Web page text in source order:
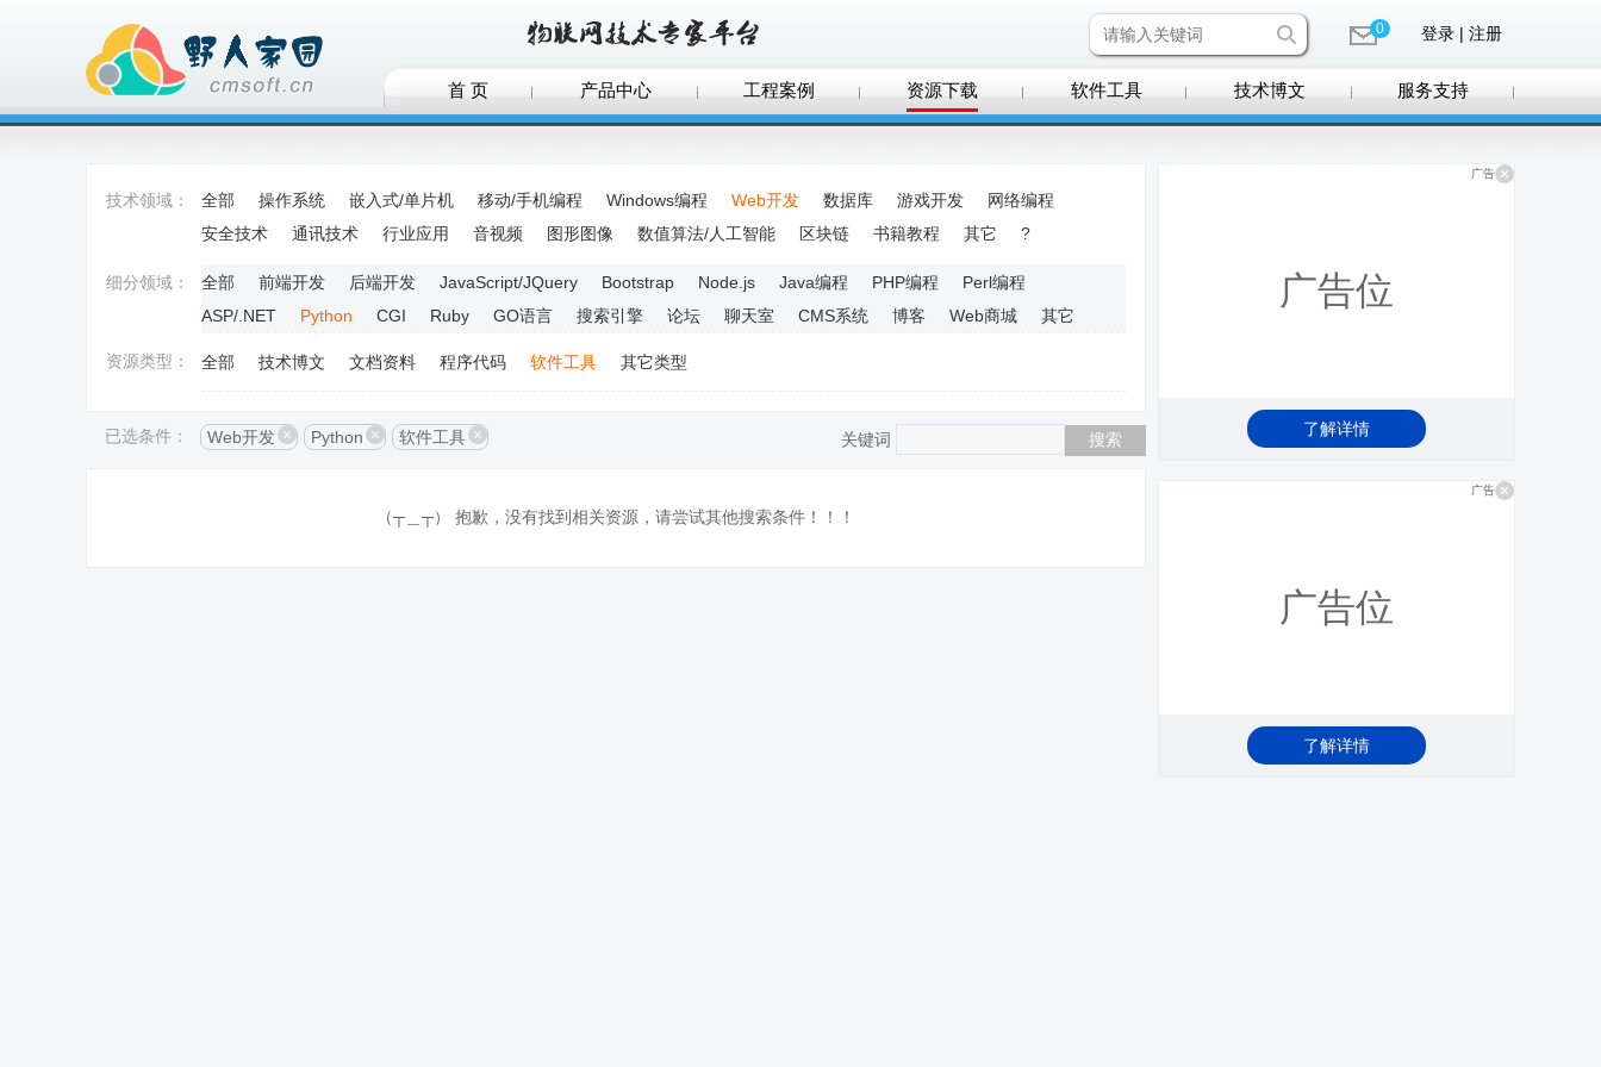
0 登录 | 注册
首 页 产品中心 工程案例 资源下载 软件工具 技术博文 服务支持
技术领域： 全部 操作系统 嵌入式/单片机 移动/手机编程 Windows编程 Web开发 数据库 游戏开发
网络编程
安全技术
通讯技术 行业应用 音视频 图形图像 数值算法/人工智能 区块链 书籍教程 其它 ?
细分领域： 全部 前端开发 后端开发 JavaScript/JQuery Bootstrap Node.js Java编程 PHP编程
Perl编程
ASP/.NET
Python CGI Ruby GO语言 搜索引擎 论坛 聊天室 CMS系统 博客 Web商城 其它
资源类型： 全部 技术博文 文档资料 程序代码 软件工具 其它类型
已选条件： Web开发 Python 软件工具 关键词
（┬＿┬） 抱歉，没有找到相关资源，请尝试其他搜索条件！！！
广告
广告位
了解详情
广告
广告位
了解详情